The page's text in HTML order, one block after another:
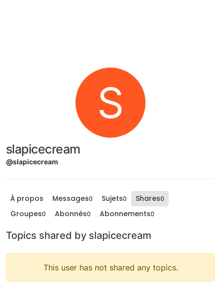
S
slapicecream
@slapicecream
À propos Messages0 Sujets0 Shares0
Groupes0 Abonnés0 Abonnements0
Topics shared by slapicecream
This user has not shared any topics.